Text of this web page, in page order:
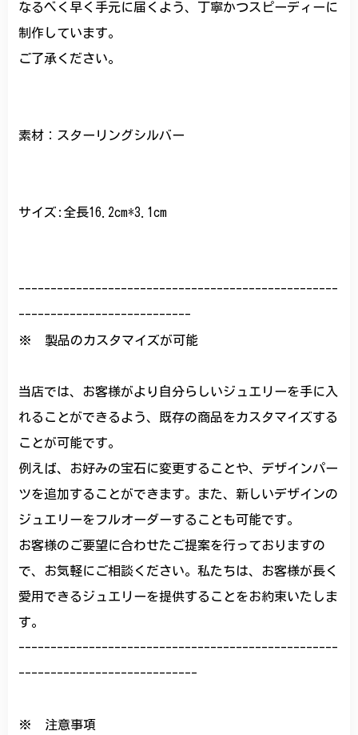
なるべく早く手元に届くよう、丁寧かつスピーディーに
制作しています。
ご了承ください。
素材：スターリングシルバー
サイズ:全長16.2cm*3.1cm
--------------------------------------------------
---------------------------
※ 製品のカスタマイズが可能
当店では、お客様がより自分らしいジュエリーを手に入
れることができるよう、既存の商品をカスタマイズする
ことが可能です。
例えば、お好みの宝石に変更することや、デザインパー
ツを追加することができます。また、新しいデザインの
ジュエリーをフルオーダーすることも可能です。
お客様のご要望に合わせたご提案を行っておりますの
で、お気軽にご相談ください。私たちは、お客様が長く
愛用できるジュエリーを提供することをお約束いたしま
す。
--------------------------------------------------
----------------------------
※ 注意事項